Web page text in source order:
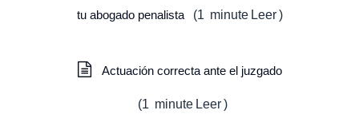
tu abogado penalista (1 minute Leer )
Actuación correcta ante el juzgado
(1 minute Leer )